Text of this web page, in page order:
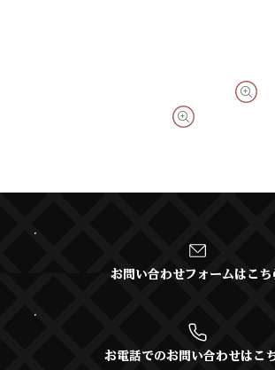
お問い合わせフォームはこち
お電話でのお問い合わせはこ